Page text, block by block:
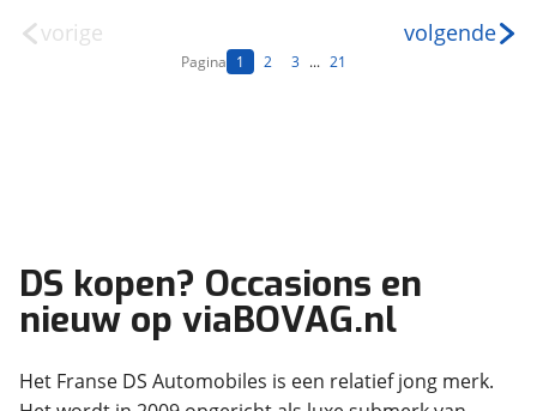
vorige
Pagina 1 2 3 ... 21
volgende
DS kopen? Occasions en
nieuw op viaBOVAG.nl
Het Franse DS Automobiles is een relatief jong merk.